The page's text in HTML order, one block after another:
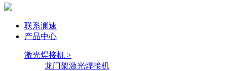
联系澜速
产品中心
激光焊接机 >
龙门架激光焊接机